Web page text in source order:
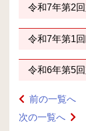
令和7年第2
令和7年第1
令和6年第5
前の一覧へ
次の一覧へ